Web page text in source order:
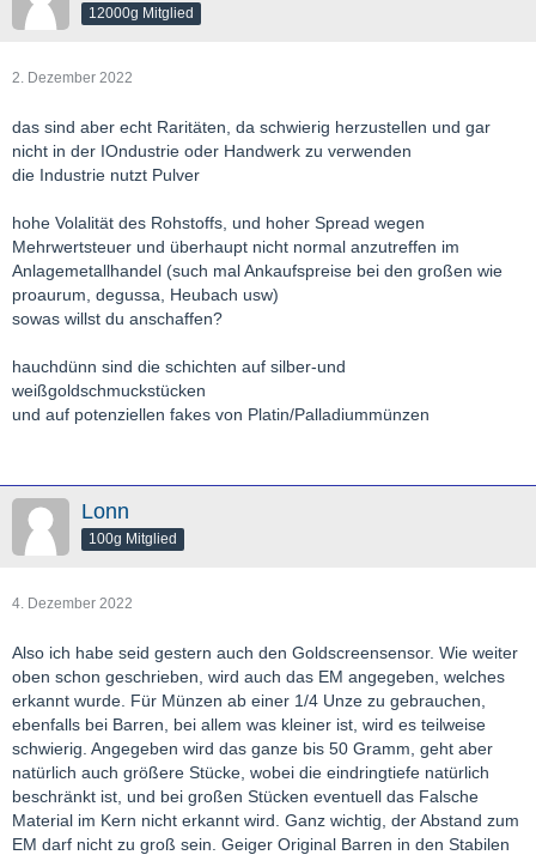
12000g Mitglied
2. Dezember 2022
das sind aber echt Raritäten, da schwierig herzustellen und gar
nicht in der IOndustrie oder Handwerk zu verwenden
die Industrie nutzt Pulver
hohe Volalität des Rohstoffs, und hoher Spread wegen
Mehrwertsteuer und überhaupt nicht normal anzutreffen im
Anlagemetallhandel (such mal Ankaufspreise bei den großen wie
proaurum, degussa, Heubach usw)
sowas willst du anschaffen?
hauchdünn sind die schichten auf silber-und
weißgoldschmuckstücken
und auf potenziellen fakes von Platin/Palladiummünzen
Lonn
100g Mitglied
4. Dezember 2022
Also ich habe seid gestern auch den Goldscreensensor. Wie weiter
oben schon geschrieben, wird auch das EM angegeben, welches
erkannt wurde. Für Münzen ab einer 1/4 Unze zu gebrauchen,
ebenfalls bei Barren, bei allem was kleiner ist, wird es teilweise
schwierig. Angegeben wird das ganze bis 50 Gramm, geht aber
natürlich auch größere Stücke, wobei die eindringtiefe natürlich
beschränkt ist, und bei großen Stücken eventuell das Falsche
Material im Kern nicht erkannt wird. Ganz wichtig, der Abstand zum
EM darf nicht zu groß sein. Geiger Original Barren in den Stabilen